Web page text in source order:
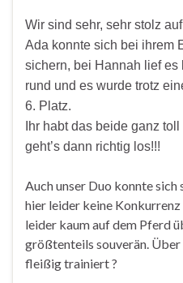
Wir sind sehr, sehr stolz
Ada konnte sich bei ihrem
sichern, bei Hannah lief
rund und es wurde trotz
6. Platz.
Ihr habt das beide ganz
geht’s dann richtig los!!!
Auch unser Duo konnte sich
hier leider keine
leider kaum auf dem Pferd
größtenteils souverän.
fleißig trainiert ?